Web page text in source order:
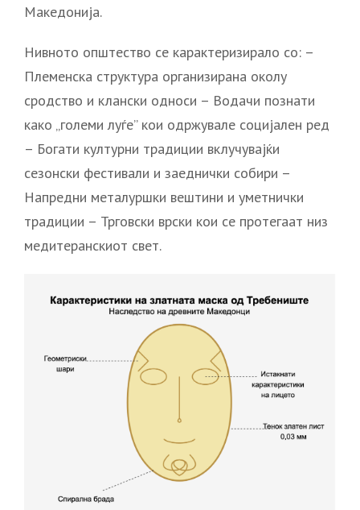
Македонија.
Нивното општество се карактеризирало со: –
Племенска структура организирана околу
сродство и клански односи – Водачи познати
како „големи луѓе” кои одржувале социјален ред
– Богати културни традиции вклучувајќи
сезонски фестивали и заеднички собири –
Напредни металуршки вештини и уметнички
традиции – Трговски врски кои се протегаат низ
медитеранскиот свет.